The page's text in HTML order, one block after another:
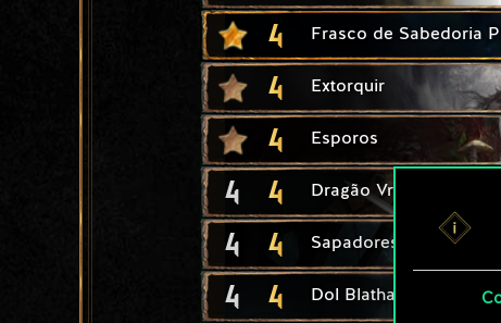
4 Frasco de Sabedoria
4 Extorquir
4 Esporos
4 4 Dragão Vrihedd
4 4 Sapadores Vrihedd
4 4 Dol Blathanna: Flecha